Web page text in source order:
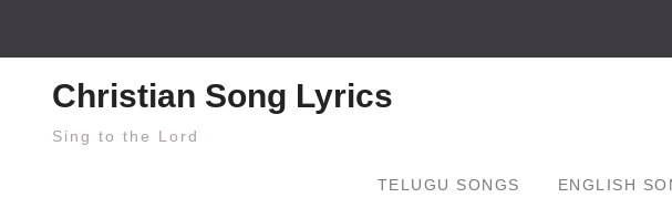
Christian Song Lyrics
Sing to the Lord
TELUGU SONGS ENGLISH